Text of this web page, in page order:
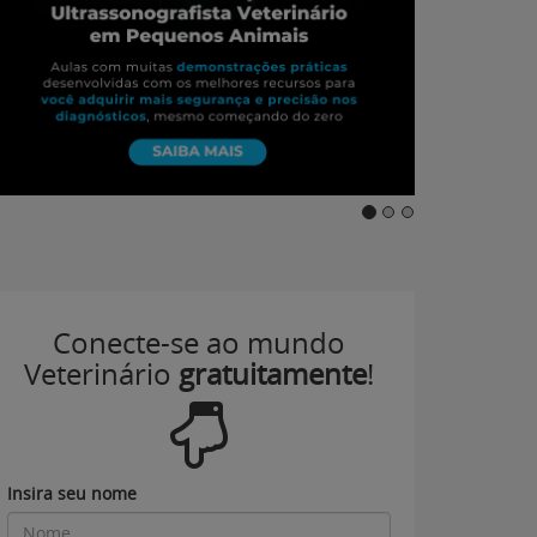
Conecte-se ao mundo
Veterinário gratuitamente!
Insira seu nome